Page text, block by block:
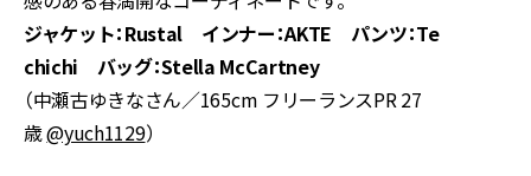
ジャケット：Rustal インナー：AKTE パンツ：Te
chichi バッグ：Stella McCartney
（中瀬古ゆきなさん／165cm フリーランスPR 27
歳@yuch1129）